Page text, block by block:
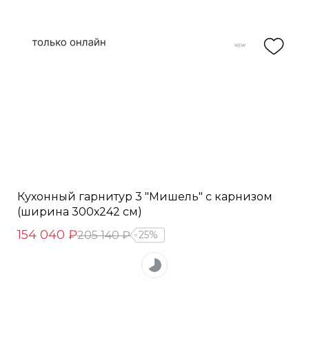
Кухонный гарнитур 3 "Мишель" с карнизом
(ширина 300х242 см)
154 040 ₽205 140 ₽ 25%